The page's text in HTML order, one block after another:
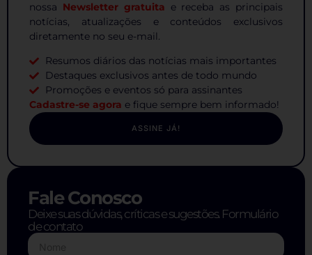
nossa Newsletter gratuita e receba as principais
notícias, atualizações e conteúdos exclusivos
diretamente no seu e-mail.
Resumos diários das notícias mais importantes
Destaques exclusivos antes de todo mundo
Promoções e eventos só para assinantes
Cadastre-se agora e fique sempre bem informado!
ASSINE JÁ!
Fale Conosco
Deixe suas dúvidas, críticas e sugestões. Formulário
de contato